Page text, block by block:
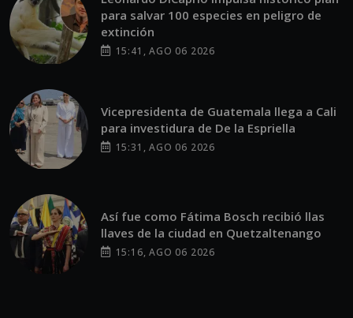
para salvar 100 especies en peligro de
extinción
15:41, AGO 06 2026
Vicepresidenta de Guatemala llega a Cali
para investidura de De la Espriella
15:31, AGO 06 2026
Así fue como Fátima Bosch recibió llas
llaves de la ciudad en Quetzaltenango
15:16, AGO 06 2026